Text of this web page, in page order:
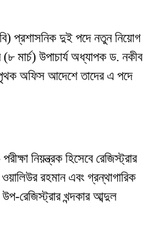
প্রশাসনিক দুই পদে নতুন নিয়োগ
মার্চ) উপাচার্য অধ্যাপক ড. নকীব
অফিস আদেশে তাদের এ পদে
নিয়ন্ত্রক হিসেবে রেজিস্ট্রার
রহমান এবং গ্রন্থাগারিক
রেজিস্ট্রার খন্দকার আব্দুল